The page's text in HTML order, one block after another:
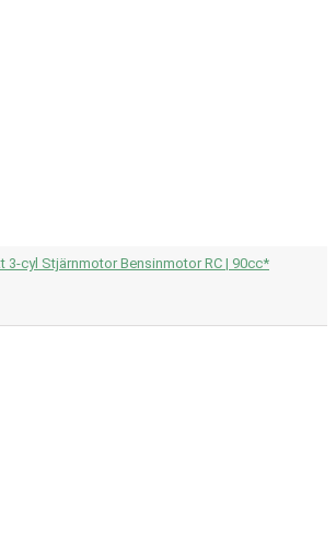
3-cyl Stjärnmotor Bensinmotor RC | 90cc*